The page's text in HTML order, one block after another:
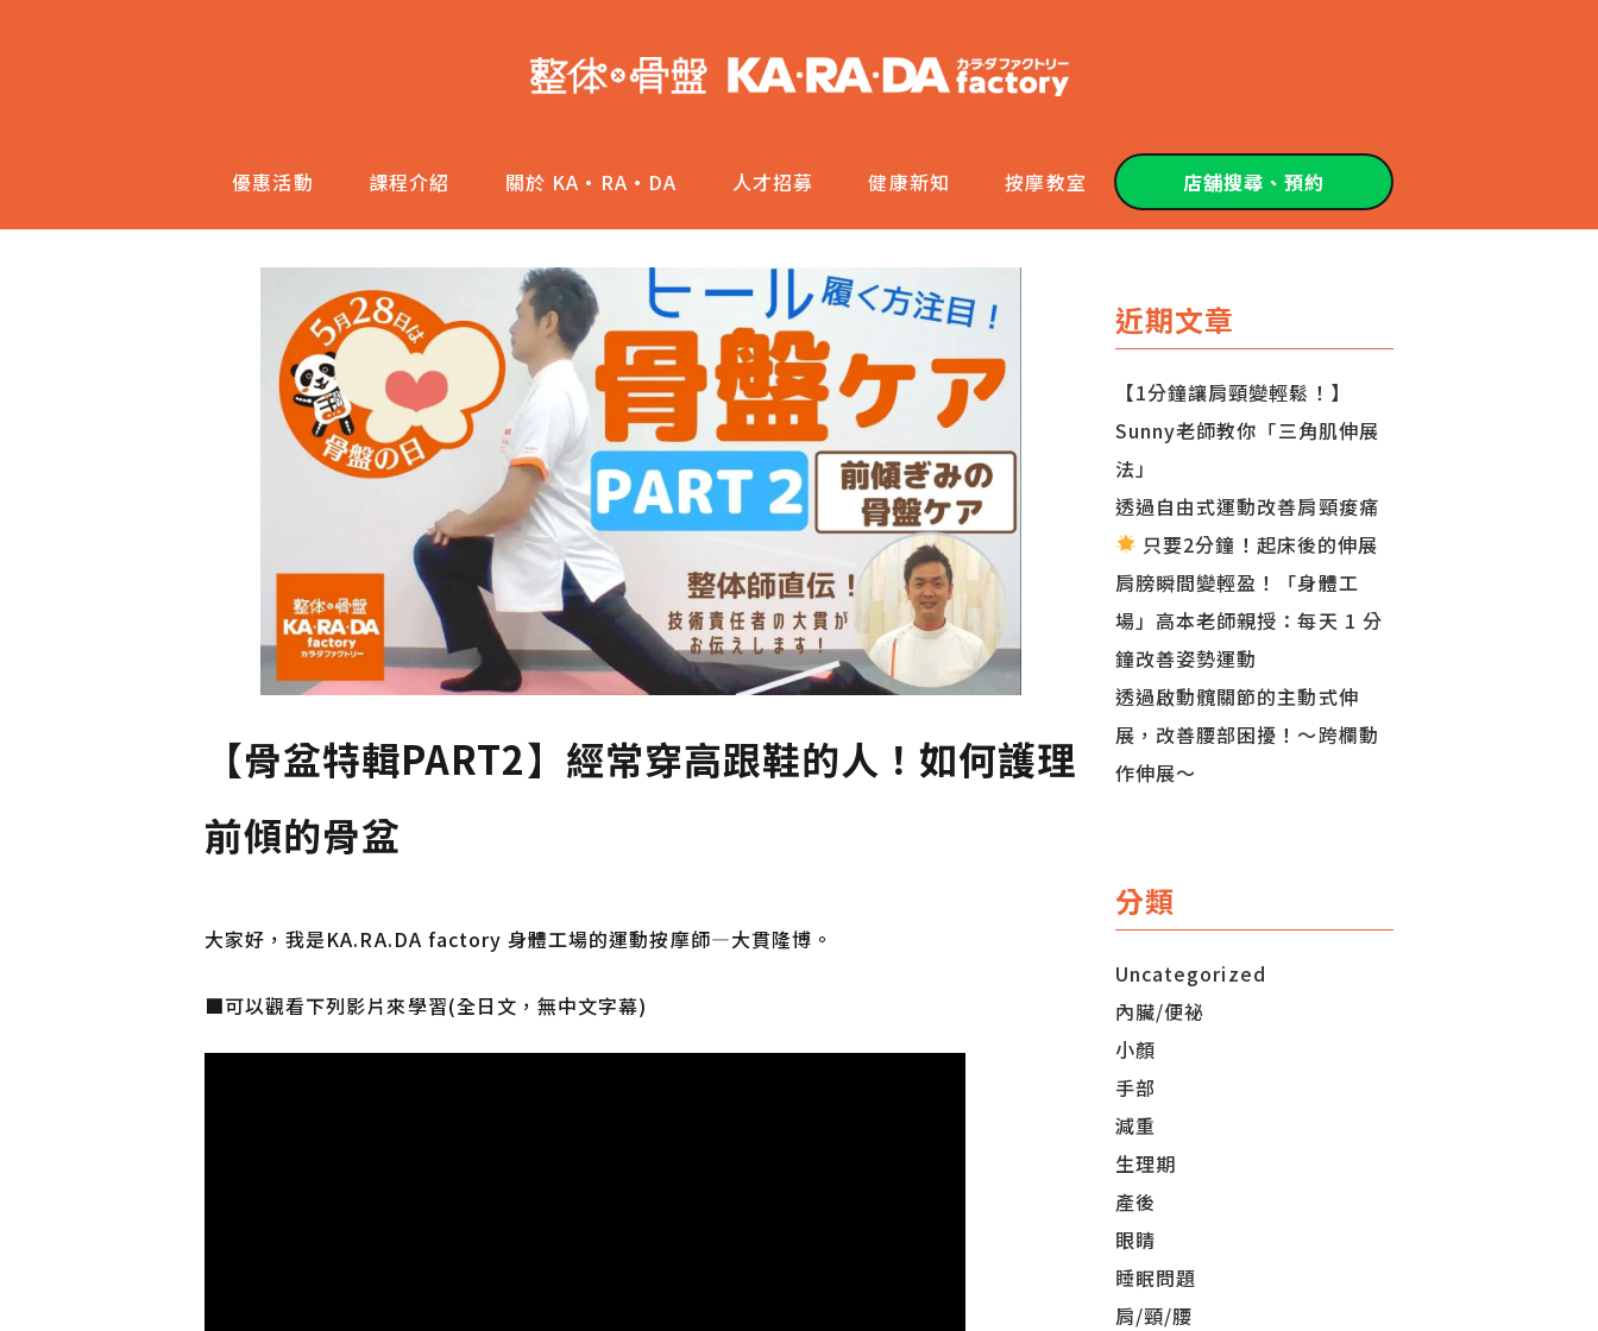
優惠活動 課程介紹 關於 KA·RA·DA 人才招募 健康新知 按摩教室 店舖搜尋、預約
【骨盆特輯PART2】經常穿高跟鞋的人！如何護理
前傾的骨盆
大家好，我是KA.RA.DA factory 身體工場的運動按摩師—大貫隆博。
■可以觀看下列影片來學習(全日文，無中文字幕)
近期文章
【1分鐘讓肩頸變輕鬆！】
Sunny老師教你「三角肌伸展
法」
透過自由式運動改善肩頸痠痛
只要2分鐘！起床後的伸展
肩膀瞬間變輕盈！「身體工
場」高本老師親授：每天 1 分
鐘改善姿勢運動
透過啟動髖關節的主動式伸
展，改善腰部困擾！～跨欄動
作伸展～
分類
Uncategorized
內臟/便祕
小顏
手部
減重
生理期
產後
眼睛
睡眠問題
肩/頸/腰